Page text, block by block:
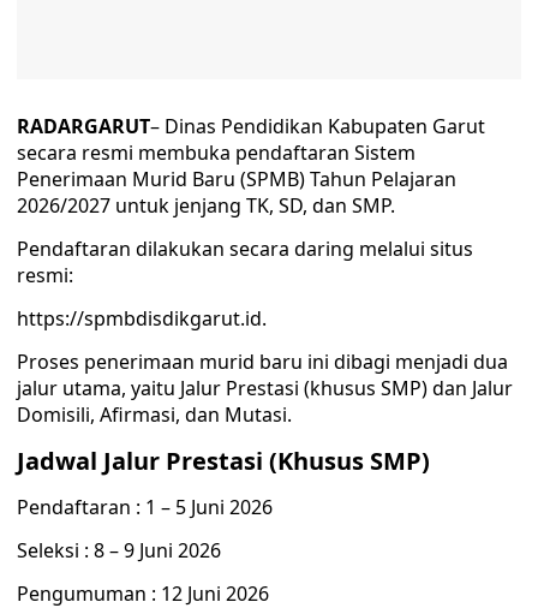
RADARGARUT– Dinas Pendidikan Kabupaten Garut
secara resmi membuka pendaftaran Sistem
Penerimaan Murid Baru (SPMB) Tahun Pelajaran
2026/2027 untuk jenjang TK, SD, dan SMP.
Pendaftaran dilakukan secara daring melalui situs
resmi:
https://spmbdisdikgarut.id.
Proses penerimaan murid baru ini dibagi menjadi dua
jalur utama, yaitu Jalur Prestasi (khusus SMP) dan Jalur
Domisili, Afirmasi, dan Mutasi.
Jadwal Jalur Prestasi (Khusus SMP)
Pendaftaran : 1 – 5 Juni 2026
Seleksi : 8 – 9 Juni 2026
Pengumuman : 12 Juni 2026